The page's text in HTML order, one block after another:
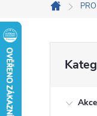
Domů
kategorie